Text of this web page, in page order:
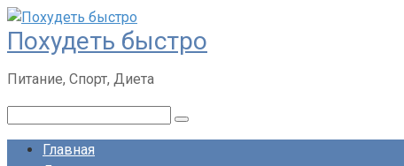
Перейти
к
контенту
Похудеть быстро
Питание, Спорт, Диета
Главная